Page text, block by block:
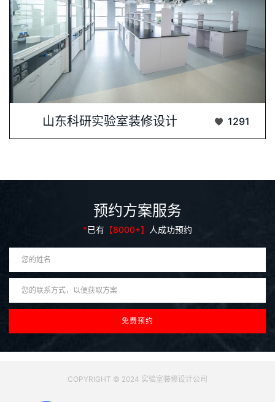
山东科研实验室装修设计 1291
预约方案服务
*已有 【8000+】 人成功预约
COPYRIGHT © 2024 实验室装修设计公司